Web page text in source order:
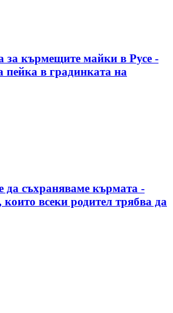
за кърмещите майки в Русе -
пейка в градинката на
да съхраняваме кърмата -
всеки родител трябва да